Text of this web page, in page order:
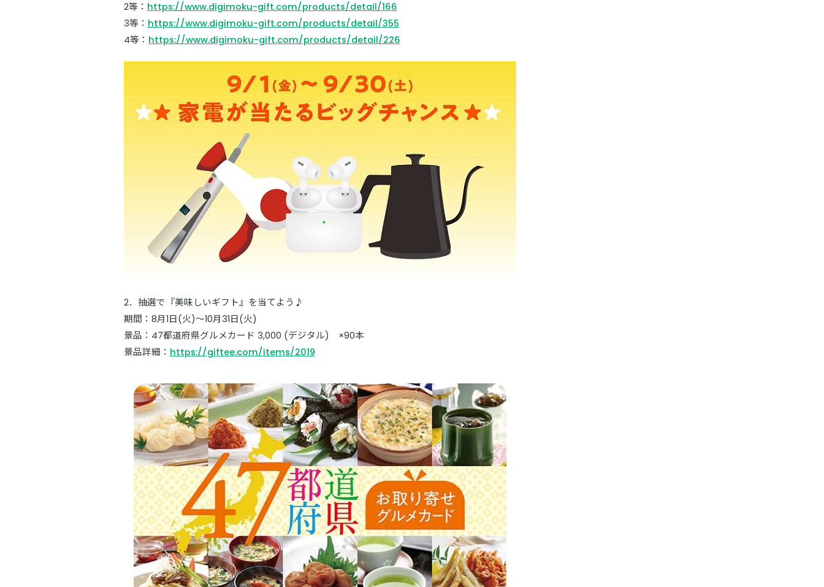
2等： https://www.digimoku-gift.com/products/detail/166
3等： https://www.digimoku-gift.com/products/detail/355
4等： https://www.digimoku-gift.com/products/detail/226
2．抽選で『美味しいギフト』を当てよう♪
期間：8月1日(火)～10月31日(火)
景品：47都道府県グルメカード 3,000 (デジタル) ×90本
景品詳細： https://giftee.com/items/2019